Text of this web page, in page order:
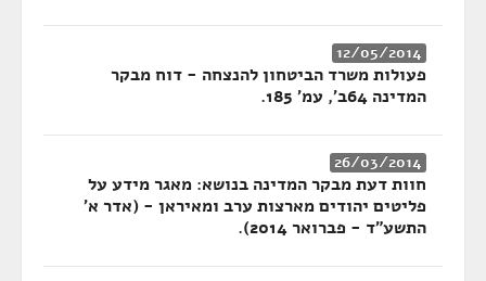
12/05/2014
פעולות משרד הביטחון להנצחה - דוח מבקר
המדינה 64ב', עמ' 185.
26/03/2014
חוות דעת מבקר המדינה בנושא: מאגר מידע על
פליטים יהודים מארצות ערב ומאיראן - (אדר א'
התשע"ד - פברואר 2014).